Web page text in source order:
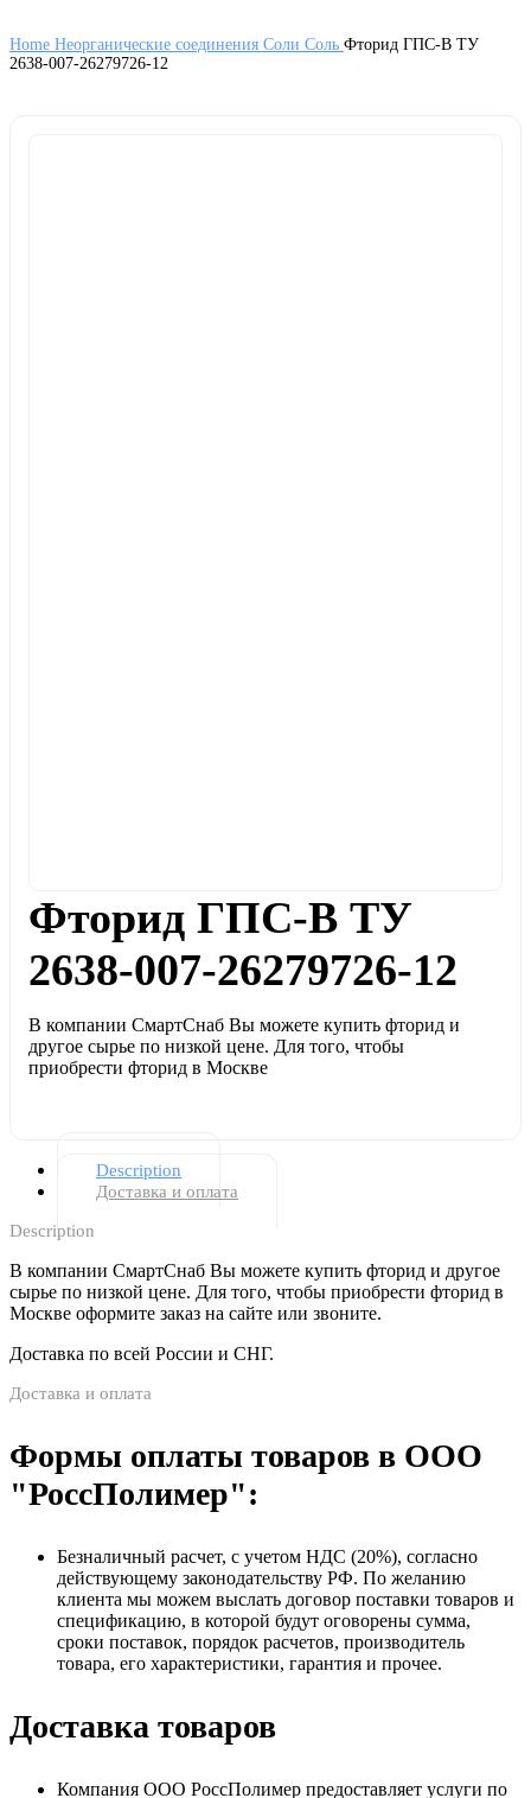
Home Неорганические соединения Соли Соль Фторид ГПС-В ТУ
2638-007-26279726-12
Фторид ГПС-В ТУ
2638-007-26279726-12
В компании СмартСнаб Вы можете купить фторид и
другое сырье по низкой цене. Для того, чтобы
приобрести фторид в Москве
Description
Доставка и оплата
Description
В компании СмартСнаб Вы можете купить фторид и другое
сырье по низкой цене. Для того, чтобы приобрести фторид в
Москве оформите заказ на сайте или звоните.
Доставка по всей России и СНГ.
Доставка и оплата
Формы оплаты товаров в ООО
"РоссПолимер":
Безналичный расчет, с учетом НДС (20%), согласно
действующему законодательству РФ. По желанию
клиента мы можем выслать договор поставки товаров и
спецификацию, в которой будут оговорены сумма,
сроки поставок, порядок расчетов, производитель
товара, его характеристики, гарантия и прочее.
Доставка товаров
Компания ООО РоссПолимер предоставляет услуги по